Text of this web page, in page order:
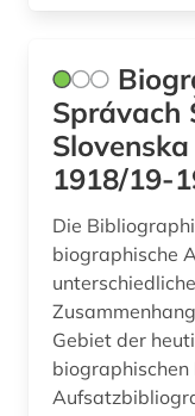
Správach
1918/19-
Die
biographische
Gebiet der